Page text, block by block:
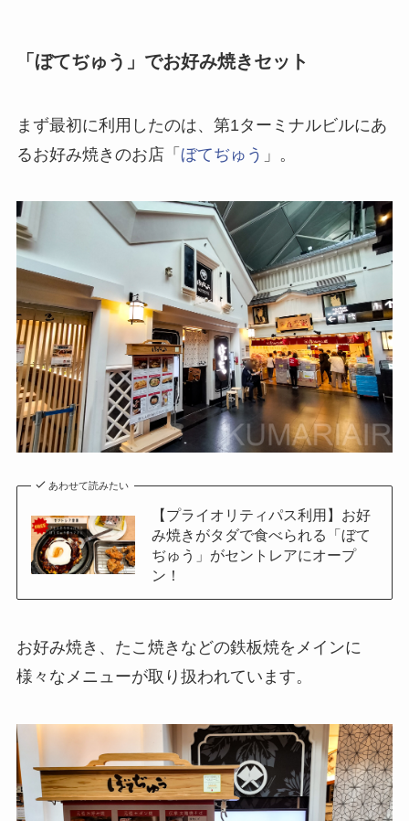
「ぼてぢゅう」でお好み焼きセット
まず最初に利用したのは、第1ターミナルビルにあ
るお好み焼きのお店「 ぼてぢゅう 」。
あわせて読みたい
【プライオリティパス利用】お好
み焼きがタダで食べられる「ぼて
ぢゅう」がセントレアにオープ
ン！
お好み焼き、たこ焼きなどの鉄板焼をメインに
様々なメニューが取り扱われています。